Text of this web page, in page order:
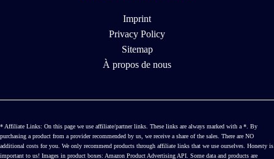
Imprint
Privacy Policy
Sitemap
À propos de nous
* Affiliate Links: On this page we use affiliate/partner links. These links are always marked with a *. By
purchasing a product from a provider recommended by us, we receive a share of the sales. There are NO
additional costs for you. We only recommend products through affiliate links that we use ourselves. Honesty is
important to us! Images in product boxes: Amazon Product Advertising API. Some data and products are